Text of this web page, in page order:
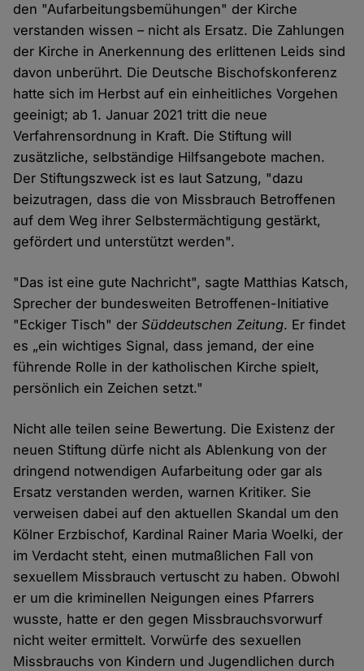
den "Aufarbeitungsbemühungen" der Kirche
verstanden wissen – nicht als Ersatz. Die Zahlungen
der Kirche in Anerkennung des erlittenen Leids sind
davon unberührt. Die Deutsche Bischofskonferenz
hatte sich im Herbst auf ein einheitliches Vorgehen
geeinigt; ab 1. Januar 2021 tritt die neue
Verfahrensordnung in Kraft. Die Stiftung will
zusätzliche, selbständige Hilfsangebote machen.
Der Stiftungszweck ist es laut Satzung, "dazu
beizutragen, dass die von Missbrauch Betroffenen
auf dem Weg ihrer Selbstermächtigung gestärkt,
gefördert und unterstützt werden".
"Das ist eine gute Nachricht", sagte Matthias Katsch,
Sprecher der bundesweiten Betroffenen-Initiative
"Eckiger Tisch" derSüddeutschen Zeitung. Er findet
es „ein wichtiges Signal, dass jemand, der eine
führende Rolle in der katholischen Kirche spielt,
persönlich ein Zeichen setzt."
Nicht alle teilen seine Bewertung. Die Existenz der
neuen Stiftung dürfe nicht als Ablenkung von der
dringend notwendigen Aufarbeitung oder gar als
Ersatz verstanden werden, warnen Kritiker. Sie
verweisen dabei auf den aktuellen Skandal um den
Kölner Erzbischof, Kardinal Rainer Maria Woelki, der
im Verdacht steht, einen mutmaßlichen Fall von
sexuellem Missbrauch vertuscht zu haben. Obwohl
er um die kriminellen Neigungen eines Pfarrers
wusste, hatte er den gegen Missbrauchsvorwurf
nicht weiter ermittelt. Vorwürfe des sexuellen
Missbrauchs von Kindern und Jugendlichen durch